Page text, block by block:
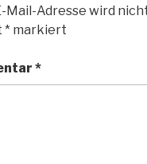
Mail-Adresse wird
* markiert
*